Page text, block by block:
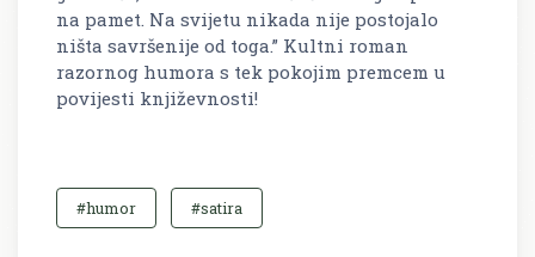
na pamet. Na svijetu nikada nije postojalo
ništa savršenije od toga.” Kultni roman
razornog humora s tek pokojim premcem u
povijesti književnosti!
#humor #satira